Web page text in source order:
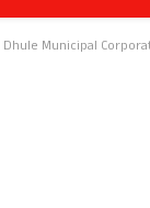
Dhule Municipal